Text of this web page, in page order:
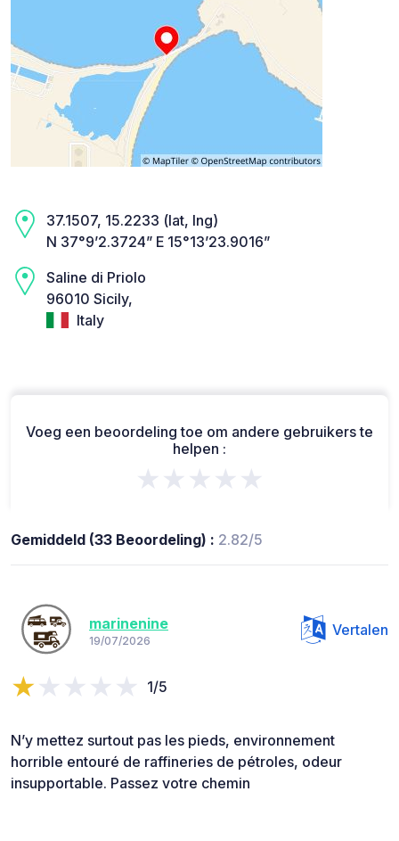
37.1507, 15.2233 (lat, lng)
N 37°9’2.3724” E 15°13’23.9016”
Saline di Priolo
96010 Sicily,
Italy
Voeg een beoordeling toe om andere gebruikers te
helpen :
★★★★★
Gemiddeld (33 Beoordeling) : 2.82/5
marinenine
19/07/2026
Vertalen
1/5
N’y mettez surtout pas les pieds, environnement
horrible entouré de raffineries de pétroles, odeur
insupportable. Passez votre chemin